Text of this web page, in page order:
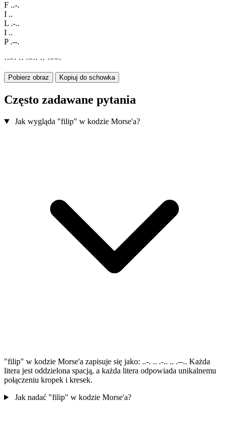
F ..-.
I ..
L .-..
I ..
P .--.
··−· ·· ·−·· ·· ·−−·
Pobierz obraz Kopiuj do schowka
Często zadawane pytania
Jak wygląda "filip" w kodzie Morse'a?
"filip" w kodzie Morse'a zapisuje się jako: ..-. .. .-.. .. .--.. Każda
litera jest oddzielona spacją, a każda litera odpowiada unikalnemu
połączeniu kropek i kresek.
Jak nadać "filip" w kodzie Morse'a?